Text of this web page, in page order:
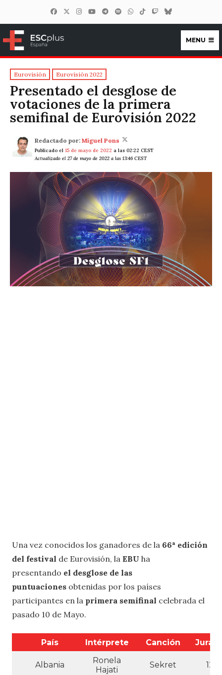
ESCplus España
MENU
Eurovisión Eurovisión 2022
Presentado el desglose de
votaciones de la primera
semifinal de Eurovisión 2022
Redactado por: Miguel Pons
Publicado el 15 de mayo de 2022 a las 02:22 CEST
Actualizado el 27 de mayo de 2022 a las 13:46 CEST
Una vez conocidos los ganadores de la 66ª edición
del festival de Eurovisión, la EBU ha
presentando el desglose de las
puntuaciones obtenidas por los países
participantes en la primera semifinal celebrada el
pasado 10 de Mayo.
País Intérprete Canción
Albania
Ronela
Hajati
Sekret 12